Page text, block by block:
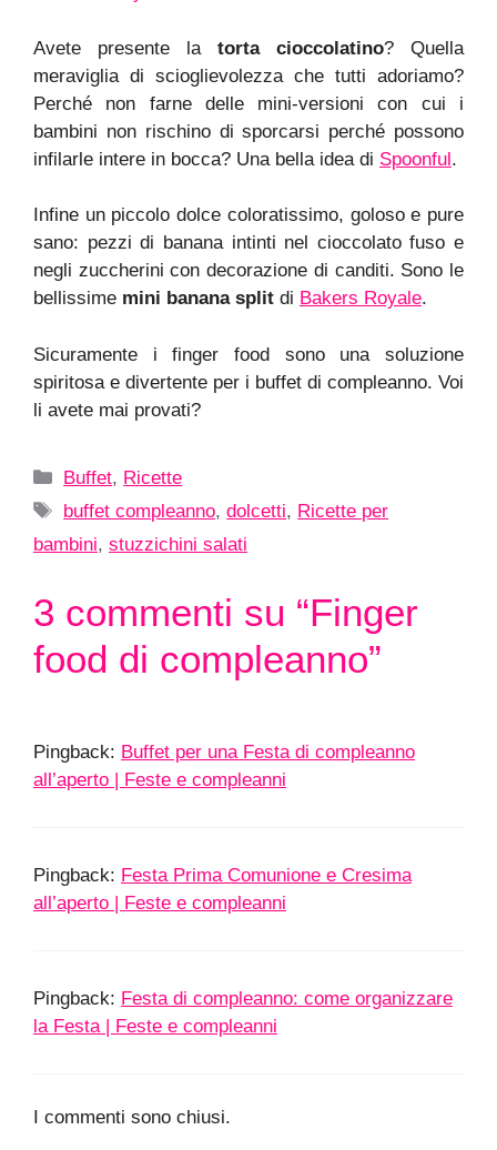
Avete presente la torta cioccolatino? Quella
meraviglia di scioglievolezza che tutti adoriamo?
Perché non farne delle mini-versioni con cui i
bambini non rischino di sporcarsi perché possono
infilarle intere in bocca? Una bella idea di Spoonful.
Infine un piccolo dolce coloratissimo, goloso e pure
sano: pezzi di banana intinti nel cioccolato fuso e
negli zuccherini con decorazione di canditi. Sono le
bellissime mini banana split di Bakers Royale.
Sicuramente i finger food sono una soluzione
spiritosa e divertente per i buffet di compleanno. Voi
li avete mai provati?
Categorie
Buffet, Ricette
Tag
buffet compleanno,dolcetti, Ricette per
bambini, stuzzichini salati
3 commenti su “Finger
food di compleanno”
Pingback: Buffet per una Festa di compleanno
all’aperto | Feste e compleanni
Pingback: Festa Prima Comunione e Cresima
all’aperto | Feste e compleanni
Pingback: Festa di compleanno: come organizzare
la Festa | Feste e compleanni
I commenti sono chiusi.